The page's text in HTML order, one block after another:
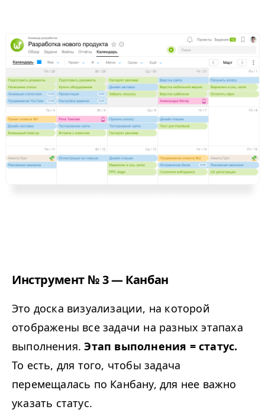
Инструмент № 3 — Канбан
Это доска визуализации, на которой
отображены все задачи на разных этапаха
выполнения.Этап выполнения = статус.
То есть, для того, чтобы задача
перемещалась по Канбану, для нее важно
указать статус.